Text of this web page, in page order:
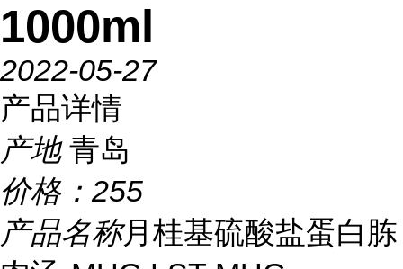
1000ml
2022-05-27
产品详情
产地 青岛
价格： 255
产品名称月桂基硫酸盐蛋白胨